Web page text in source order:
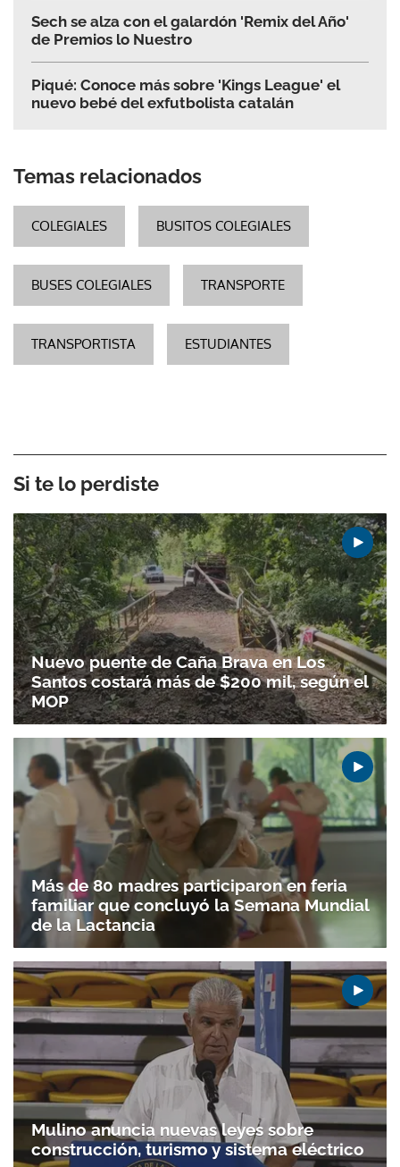
Sech se alza con el galardón 'Remix del Año'
de Premios lo Nuestro
Piqué: Conoce más sobre 'Kings League' el
nuevo bebé del exfutbolista catalán
Temas relacionados
COLEGIALES BUSITOS COLEGIALES
BUSES COLEGIALES TRANSPORTE
TRANSPORTISTA ESTUDIANTES
Si te lo perdiste
Nuevo puente de Caña Brava en Los
Santos costará más de $200 mil, según el
MOP
Más de 80 madres participaron en feria
familiar que concluyó la Semana Mundial
de la Lactancia
Mulino anuncia nuevas leyes sobre
construcción, turismo y sistema eléctrico